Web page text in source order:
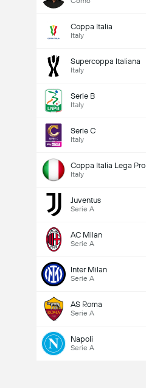
Coppa Italia
Italy
Supercoppa Italiana
Italy
Serie B
Italy
Serie C
Italy
Coppa Italia Lega Pro
Italy
Juventus
Serie A
AC Milan
Serie A
Inter Milan
Serie A
AS Roma
Serie A
Napoli
Serie A